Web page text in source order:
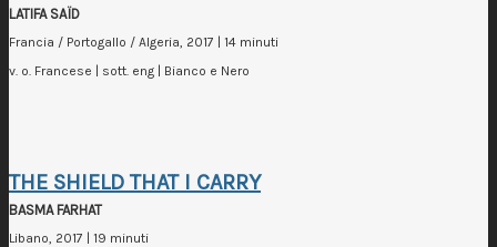
LATIFA SAÏD
Francia / Portogallo / Algeria, 2017 | 14 minuti
v. o. Francese | sott. eng | Bianco e Nero
THE SHIELD THAT I CARRY
BASMA FARHAT
Libano, 2017 | 19 minuti